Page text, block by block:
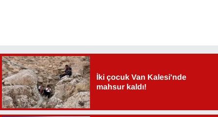
İki çocuk Van Kalesi'nde
mahsur kaldı!